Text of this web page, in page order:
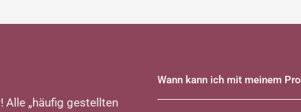
Alle „häufig gestellten
Wann kann ich mit meinem